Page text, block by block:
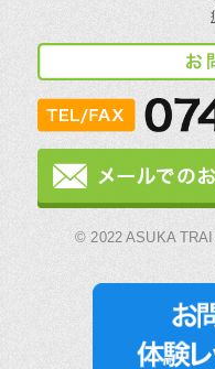
© 2022 ASUKA